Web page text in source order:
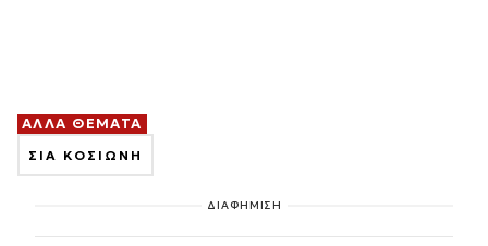
ΑΛΛΑ ΘΕΜΑΤΑ
ΣΙΑ ΚΟΣΙΩΝΗ
ΔΙΑΦΗΜΙΣΗ